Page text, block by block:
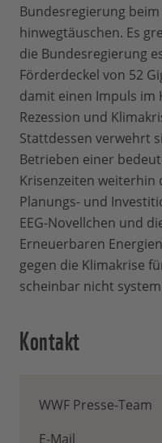
Bundesregierung
hinwegtäuschen. Es
die Bundesregierung
Förderdeckel von 52
damit einen Impuls im
Rezession und
Stattdessen verwehrt
Betrieben einer
Krisenzeiten
Planungs- und
EEG-Novellchen und
Erneuerbaren
gegen die Klimakrise
scheinbar nicht
Kontakt
WWF Presse-Team
E-Mail